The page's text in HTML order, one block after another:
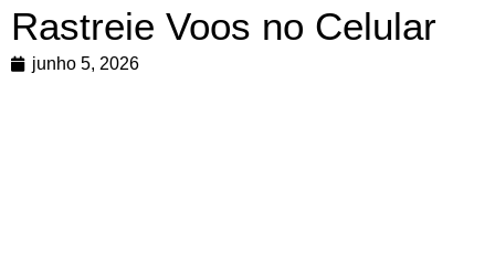
Rastreie Voos no Celular
junho 5, 2026